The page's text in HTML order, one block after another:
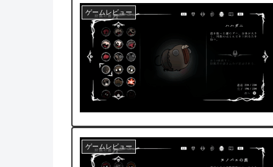
ゲームレビュー
ゲームレビュー